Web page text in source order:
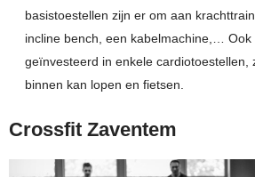
basistoestellen zijn er om aan
incline bench, een kabelmachine,…
geïnvesteerd in enkele cardiotoestellen,
binnen kan lopen en fietsen.
Crossfit Zaventem